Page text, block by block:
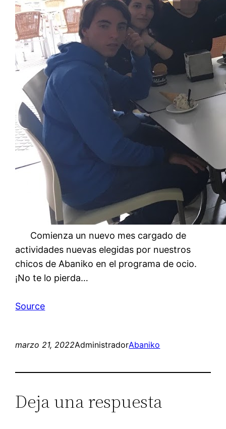
Comienza un nuevo mes cargado de
actividades nuevas elegidas por nuestros
chicos de Abaniko en el programa de ocio.
¡No te lo pierda…
Source
marzo 21, 2022AdministradorAbaniko
Deja una respuesta